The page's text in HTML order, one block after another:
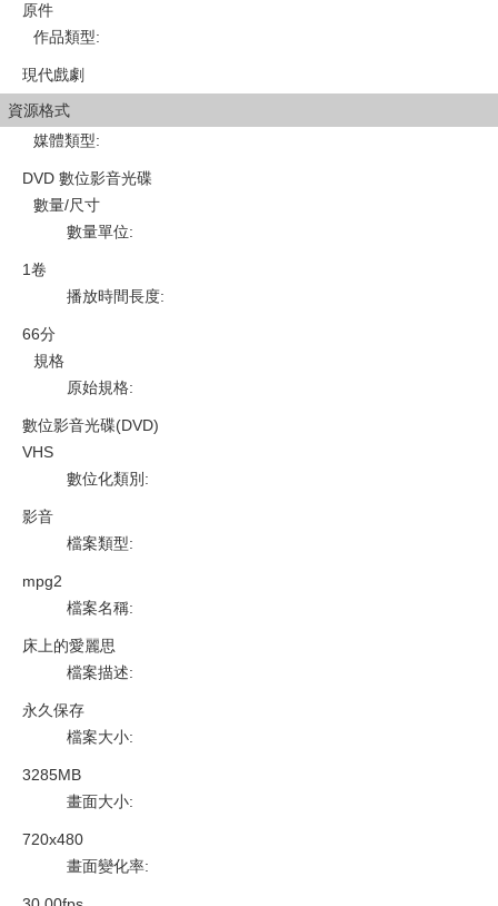
原件
作品類型:
現代戲劇
資源格式
媒體類型:
DVD 數位影音光碟
數量/尺寸
數量單位:
1卷
播放時間長度:
66分
規格
原始規格:
數位影音光碟(DVD)
VHS
數位化類別 :
影音
檔案類型:
mpg2
檔案名稱:
床上的愛麗思
檔案描述:
永久保存
檔案大小:
3285MB
畫面大小:
720x480
畫面變化率: